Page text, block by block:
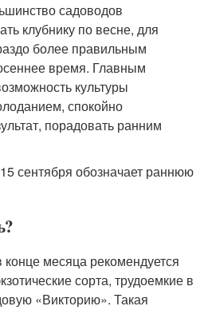
садоводов
клубнику по весне, для
более правильным
время. Главным
культуры
спокойно
порадовать ранним
сентября обозначает раннюю
месяца рекомендуется
сорта, трудоемкие в
«Викторию». Такая